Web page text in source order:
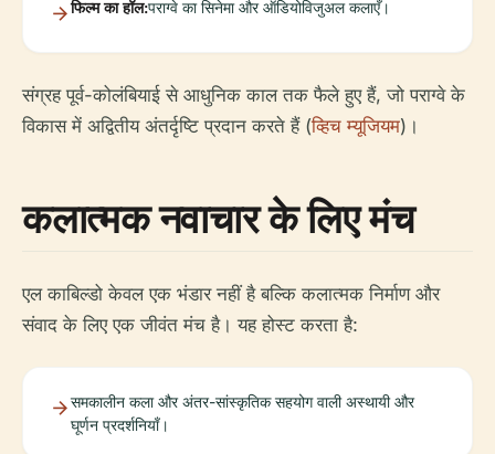
फिल्म का हॉल:पराग्वे का सिनेमा और ऑडियोविजुअल कलाएँ।
संग्रह पूर्व-कोलंबियाई से आधुनिक काल तक फैले हुए हैं, जो पराग्वे के
विकास में अद्वितीय अंतर्दृष्टि प्रदान करते हैं (व्हिच म्यूजियम)।
कलात्मक नवाचार के लिए मंच
एल काबिल्डो केवल एक भंडार नहीं है बल्कि कलात्मक निर्माण और
संवाद के लिए एक जीवंत मंच है। यह होस्ट करता है:
समकालीन कला और अंतर-सांस्कृतिक सहयोग वाली अस्थायी और
घूर्णन प्रदर्शनियाँ।